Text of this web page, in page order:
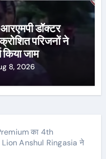
डॉक्टर
परिजनों ने
किया जाम
8, 2026
का 4th
Anshul Ringasia ने